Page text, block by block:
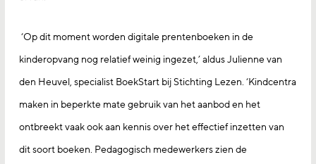
‘Op dit moment worden digitale prentenboeken in de
kinderopvang nog relatief weinig ingezet,’ aldus Julienne van
den Heuvel, specialist BoekStart bij Stichting Lezen. ‘Kindcentra
maken in beperkte mate gebruik van het aanbod en het
ontbreekt vaak ook aan kennis over het effectief inzetten van
dit soort boeken. Pedagogisch medewerkers zien de